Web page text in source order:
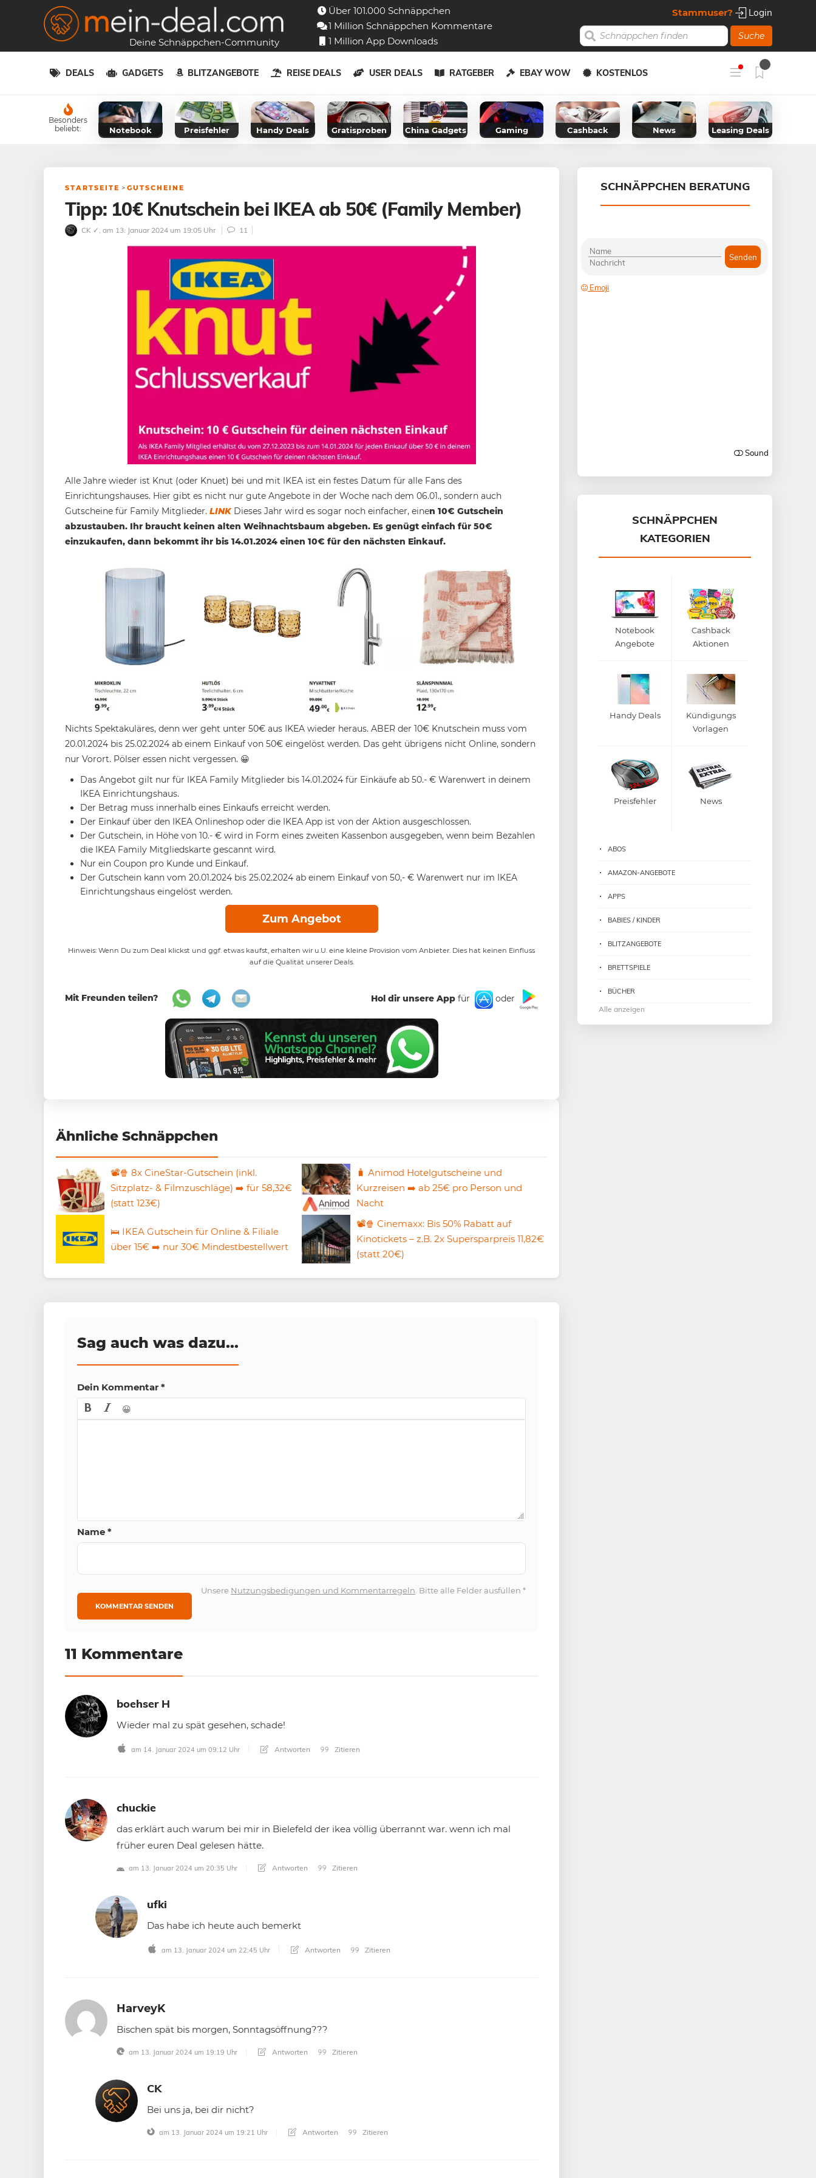
Deine Schnäppchen-Community
Über 101.000 Schnäppchen
1 Million Schnäppchen Kommentare
1 Million App Downloads
Stammuser? Login
Suche
DEALS GADGETS BLITZANGEBOTE REISE DEALS USER DEALS RATGEBER EBAY WOW KOSTENLOS
Besonders
beliebt:
Notebook Preisfehler Handy Deals Gratisproben China Gadgets Gaming Cashback News Leasing Deals
STARTSEITE > GUTSCHEINE
Tipp: 10€ Knutschein bei IKEA ab 50€ (Family Member)
CK ✓ , am 13. Januar 2024 um 19:05 Uhr 11
Alle Jahre wieder ist Knut (oder Knuet) bei und mit IKEA ist ein festes Datum für alle Fans des
Einrichtungshauses. Hier gibt es nicht nur gute Angebote in der Woche nach dem 06.01., sondern auch
Gutscheine für Family Mitglieder. LINKDieses Jahr wird es sogar noch einfacher, einen 10€ Gutschein
abzustauben. Ihr braucht keinen alten Weihnachtsbaum abgeben. Es genügt einfach für 50€
einzukaufen, dann bekommt ihr bis 14.01.2024 einen 10€ für den nächsten Einkauf.
Nichts Spektakuläres, denn wer geht unter 50€ aus IKEA wieder heraus. ABER der 10€ Knutschein muss vom
20.01.2024 bis 25.02.2024 ab einem Einkauf von 50€ eingelöst werden. Das geht übrigens nicht Online, sondern
nur Vorort. Pölser essen nicht vergessen. 😀
Das Angebot gilt nur für IKEA Family Mitglieder bis 14.01.2024 für Einkäufe ab 50.- € Warenwert in deinem
IKEA Einrichtungshaus.
Der Betrag muss innerhalb eines Einkaufs erreicht werden.
Der Einkauf über den IKEA Onlineshop oder die IKEA App ist von der Aktion ausgeschlossen.
Der Gutschein, in Höhe von 10.- € wird in Form eines zweiten Kassenbon ausgegeben, wenn beim Bezahlen
die IKEA Family Mitgliedskarte gescannt wird.
Nur ein Coupon pro Kunde und Einkauf.
Der Gutschein kann vom 20.01.2024 bis 25.02.2024 ab einem Einkauf von 50,- € Warenwert nur im IKEA
Einrichtungshaus eingelöst werden.
Zum Angebot
Hinweis: Wenn Du zum Deal klickst und ggf. etwas kaufst, erhalten wir u.U. eine kleine Provision vom Anbieter. Dies hat keinen Einfluss
auf die Qualität unserer Deals.
Mit Freunden teilen? Hol dir unsere App für oder
Ähnliche Schnäppchen
📽️🍿 8x CineStar-Gutschein (inkl.
Sitzplatz- & Filmzuschläge) ➡️ für 58,32€
(statt 123€)
🧳 Animod Hotelgutscheine und
Kurzreisen ➡️ ab 25€ pro Person und
Nacht
🛌 IKEA Gutschein für Online & Filiale
über 15€ ➡️ nur 30€ Mindestbestellwert
📽️🍿 Cinemaxx: Bis 50% Rabatt auf
Kinotickets – z.B. 2x Supersparpreis 11,82€
(statt 20€)
Sag auch was dazu...
Dein Kommentar *
😀
Name *
Unsere Nutzungsbedigungen und Kommentarregeln . Bitte alle Felder ausfüllen*
11 Kommentare
boehser H
Wieder mal zu spät gesehen, schade!
am 14. Januar 2024 um 09:12 Uhr Antworten Zitieren
chuckie
das erklärt auch warum bei mir in Bielefeld der ikea völlig überrannt war. wenn ich mal
früher euren Deal gelesen hätte.
am 13. Januar 2024 um 20:35 Uhr Antworten Zitieren
ufki
Das habe ich heute auch bemerkt
am 13. Januar 2024 um 22:45 Uhr Antworten Zitieren
HarveyK
Bischen spät bis morgen, Sonntagsöffnung???
am 13. Januar 2024 um 19:19 Uhr Antworten Zitieren
CK
Bei uns ja, bei dir nicht?
am 13. Januar 2024 um 19:21 Uhr Antworten Zitieren
SCHNÄPPCHEN BERATUNG
SCHNÄPPCHEN
KATEGORIEN
Notebook
Angebote
Cashback
Aktionen
Handy Deals
Kündigungs
Vorlagen
Preisfehler News
ABOS
AMAZON-ANGEBOTE
APPS
BABIES / KINDER
BLITZANGEBOTE
BRETTSPIELE
BÜCHER
Alle anzeigen